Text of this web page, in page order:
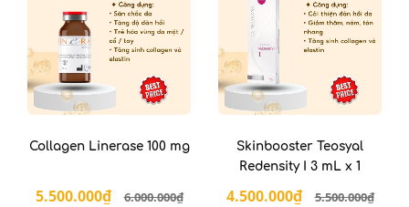
Collagen Linerase 100 mg
5.500.000₫ 6.000.000₫
Skinbooster Teosyal
Redensity I 3 mL x 1
4.500.000₫ 5.500.000₫